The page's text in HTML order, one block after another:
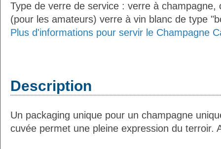
Type de verre de service : verre à champagne,
(pour les amateurs) verre à vin blanc de type
Plus d'informations pour servir le Champagne
Description
Un packaging unique pour un champagne
cuvée permet une pleine expression du terroir.